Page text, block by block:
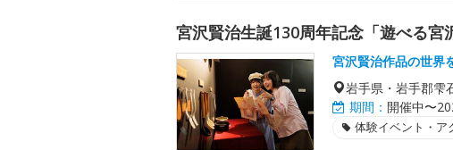
宮沢賢治生誕130周年記念「遊べる宮
宮沢賢治作品の世界
岩手県・岩手郡雫
期間： 開催中〜
体験イベント・ア